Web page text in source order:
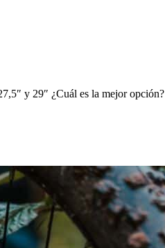
y 29″ ¿Cuál es la mejor opción?